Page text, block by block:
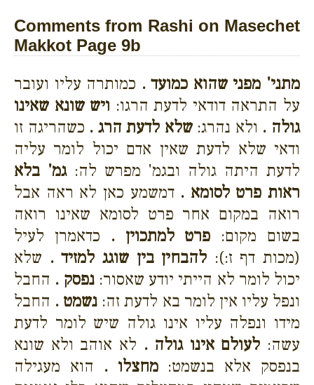
Comments from Rashi on Masechet
Makkot Page 9b
מתני' מפני שהוא כמועד . כמותרה עליו ועובר
על התראה דודאי לדעת הרגו: ויש שונא שאינו
גולה . ולא נהרג:שלא לדעת הרג . כשהריגה זו
ודאי שלא לדעת שאין אדם יכול לומר עליה
לדעת היתה גולה ובגמ' מפרש לה:גמ' בלא
ראות פרט לסומא . דמשמע כאן לא ראה אבל
רואה במקום אחר פרט לסומא שאינו רואה
בשום מקום: פרט למתכוין . כדאמרן לעיל
(מכות דף ז:): להבחין בין שוגג למזיד . שלא
יכול לומר לא הייתי יודע שאסור:נפסק . החבל
ונפל עליו אין לומר בא לדעת זה: נשמט . החבל
מידו ונפלה עליו אינו גולה שיש לומר לדעת
עשה: לעולם אינו גולה . לא אוהב ולא שונא
בנפסק אלא בנשמט:מחצלו . הוא מעגילה